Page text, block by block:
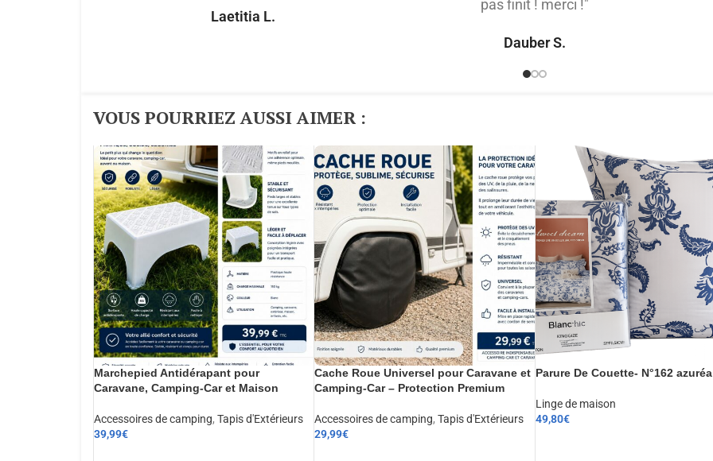
Laetitia L.
pas finit ! merci !"
Dauber S.
VOUS POURRIEZ AUSSI AIMER :​
Marchepied Antidérapant pour
Caravane, Camping-Car et Maison
Accessoires de camping, Tapis d'Extérieurs
39,99€
Cache Roue Universel pour Caravane et
Camping-Car – Protection Premium
Accessoires de camping, Tapis d'Extérieurs
29,99€
Parure De Couette- N°162 azuréa
Linge de maison
49,80€